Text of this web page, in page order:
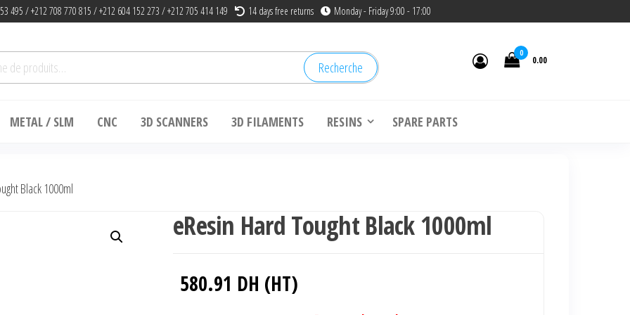
495 / +212 708 770 815 / +212 604 152 273 / +212 705 414 149 14 days free returns Monday - Friday 9:00 - 17:00
Recherche
0
0.00
METAL / SLM CNC 3D SCANNERS 3D FILAMENTS RESINS SPARE PARTS
Black 1000ml
eResin Hard Tought Black 1000ml
580.91 DH (HT)